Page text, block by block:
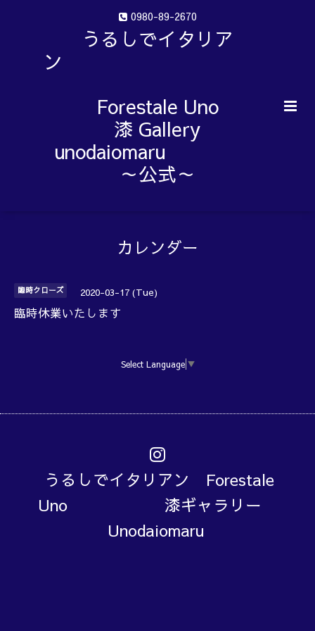
0980-89-2670
うるしでイタリア
ン
Forestale Uno
漆 Gallery
unodaiomaru
～公式～
カレンダー
臨時クローズ 2020-03-17 (Tue)
臨時休業いたします
Select Language ▼
うるしでイタリアン Forestale
Uno 漆ギャラリー
Unodaiomaru